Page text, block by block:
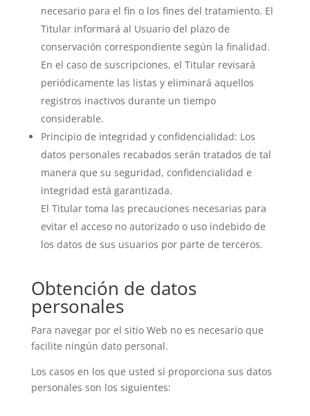
necesario para el fin o los fines del tratamiento. El
Titular informará al Usuario del plazo de
conservación correspondiente según la finalidad.
En el caso de suscripciones, el Titular revisará
periódicamente las listas y eliminará aquellos
registros inactivos durante un tiempo
considerable.
Principio de integridad y confidencialidad: Los
datos personales recabados serán tratados de tal
manera que su seguridad, confidencialidad e
integridad está garantizada.
El Titular toma las precauciones necesarias para
evitar el acceso no autorizado o uso indebido de
los datos de sus usuarios por parte de terceros.
Obtención de datos
personales
Para navegar por el sitio Web no es necesario que
facilite ningún dato personal.
Los casos en los que usted sí proporciona sus datos
personales son los siguientes: